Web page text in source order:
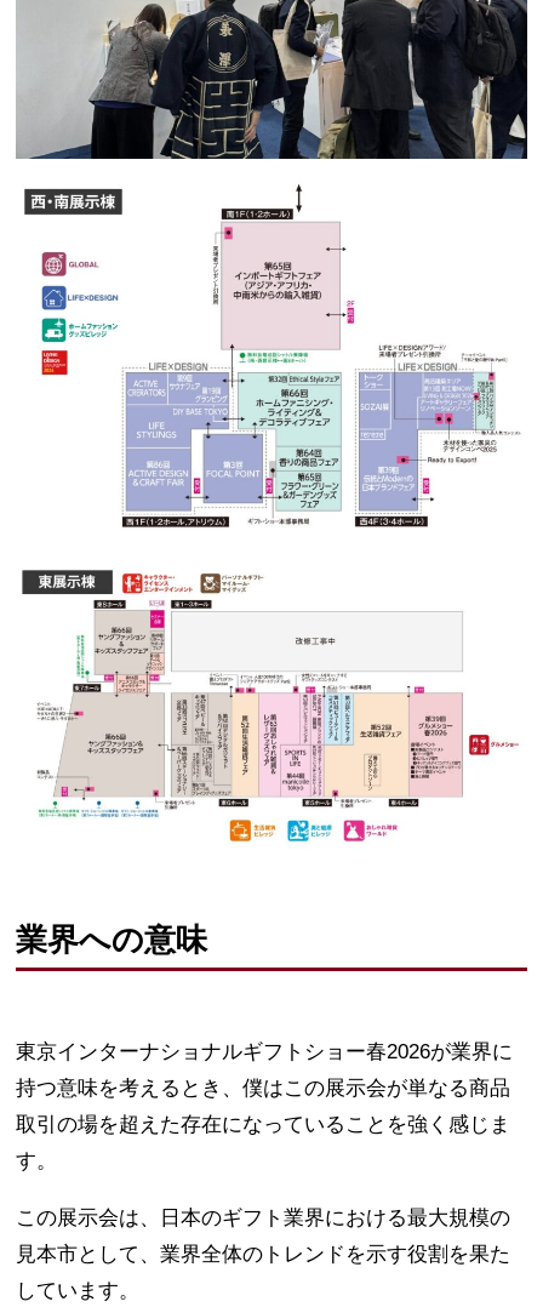
業界への意味
東京インターナショナルギフトショー春2026が業界に
持つ意味を考えるとき、僕はこの展示会が単なる商品
取引の場を超えた存在になっていることを強く感じま
す。
この展示会は、日本のギフト業界における最大規模の
見本市として、業界全体のトレンドを示す役割を果た
しています。